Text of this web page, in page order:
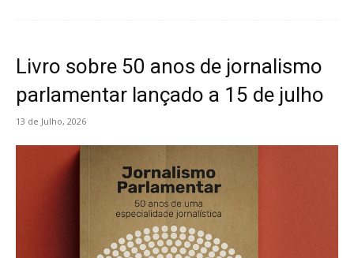
Livro sobre 50 anos de jornalismo
parlamentar lançado a 15 de julho
13 de Julho, 2026